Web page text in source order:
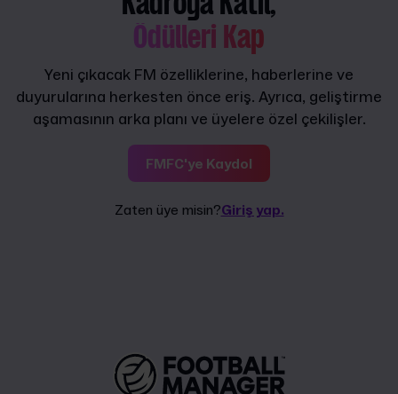
Ödülleri Kap
Yeni çıkacak FM özelliklerine, haberlerine ve
duyurularına herkesten önce eriş. Ayrıca, geliştirme
aşamasının arka planı ve üyelere özel çekilişler.
FMFC'ye Kaydol
Zaten üye misin?Giriş yap.